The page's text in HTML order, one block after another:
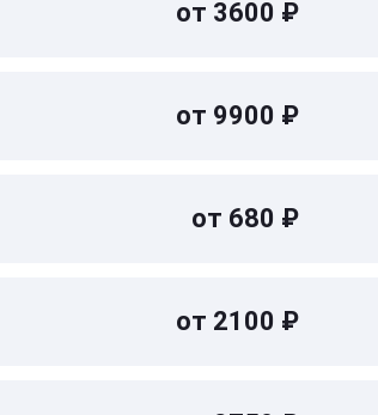
от 3600 ₽
от 9900 ₽
от 680 ₽
от 2100 ₽